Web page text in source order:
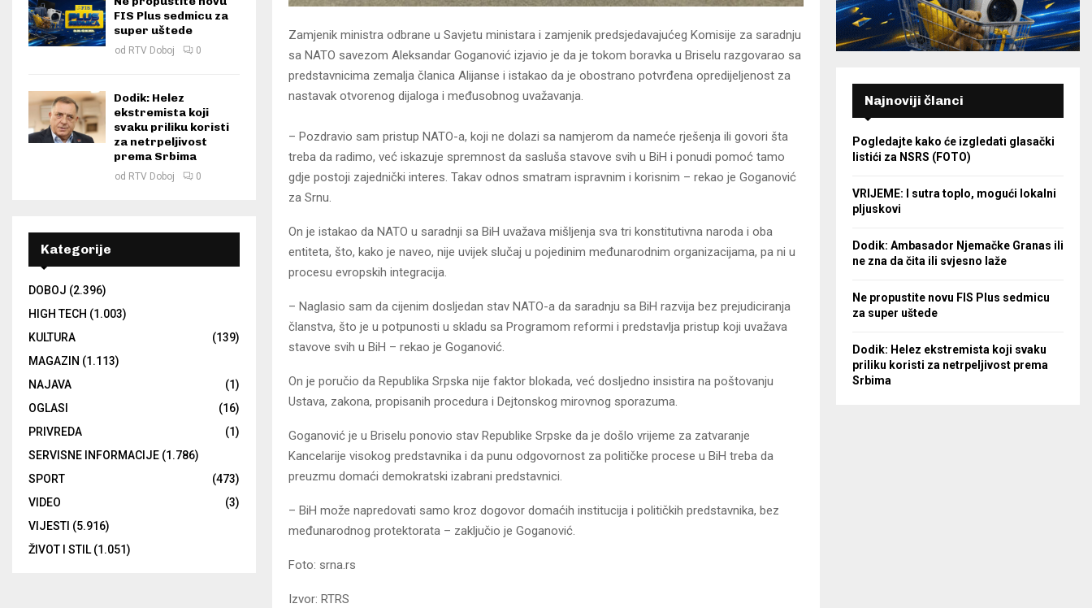
Zamjenik ministra odbrane u Savjetu ministara i zamjenik predsjedavajućeg Komisije za saradnju
sa NATO savezom Aleksandar Goganović izjavio je da je tokom boravka u Briselu razgovarao sa
predstavnicima zemalja članica Alijanse i istakao da je obostrano potvrđena opredijeljenost za
nastavak otvorenog dijaloga i međusobnog uvažavanja.
– Pozdravio sam pristup NATO-a, koji ne dolazi sa namjerom da nameće rješenja ili govori šta
treba da radimo, već iskazuje spremnost da sasluša stavove svih u BiH i ponudi pomoć tamo
gdje postoji zajednički interes. Takav odnos smatram ispravnim i korisnim – rekao je Goganović
za Srnu.
On je istakao da NATO u saradnji sa BiH uvažava mišljenja sva tri konstitutivna naroda i oba
entiteta, što, kako je naveo, nije uvijek slučaj u pojedinim međunarodnim organizacijama, pa ni u
procesu evropskih integracija.
– Naglasio sam da cijenim dosljedan stav NATO-a da saradnju sa BiH razvija bez prejudiciranja
članstva, što je u potpunosti u skladu sa Programom reformi i predstavlja pristup koji uvažava
stavove svih u BiH – rekao je Goganović.
On je poručio da Republika Srpska nije faktor blokada, već dosljedno insistira na poštovanju
Ustava, zakona, propisanih procedura i Dejtonskog mirovnog sporazuma.
Goganović je u Briselu ponovio stav Republike Srpske da je došlo vrijeme za zatvaranje
Kancelarije visokog predstavnika i da punu odgovornost za političke procese u BiH treba da
preuzmu domaći demokratski izabrani predstavnici.
– BiH može napredovati samo kroz dogovor domaćih institucija i političkih predstavnika, bez
međunarodnog protektorata – zaključio je Goganović.
Foto: srna.rs
Izvor: RTRS
FIS Plus sedmicu za
super uštede
od RTV Doboj 0
Dodik: Helez
ekstremista koji
svaku priliku koristi
za netrpeljivost
prema Srbima
od RTV Doboj 0
Kategorije
DOBOJ (2.396)
HIGH TECH (1.003)
KULTURA
(139)
MAGAZIN (1.113)
NAJAVA
(1)
OGLASI
(16)
PRIVREDA
(1)
SERVISNE INFORMACIJE (1.786)
SPORT
(473)
VIDEO
(3)
VIJESTI (5.916)
ŽIVOT I STIL(1.051)
Najnoviji članci
Pogledajte kako će izgledati glasački
listići za NSRS (FOTO)
VRIJEME: I sutra toplo, mogući lokalni
pljuskovi
Dodik: Ambasador Njemačke Granas ili
ne zna da čita ili svjesno laže
Ne propustite novu FIS Plus sedmicu
za super uštede
Dodik: Helez ekstremista koji svaku
priliku koristi za netrpeljivost prema
Srbima